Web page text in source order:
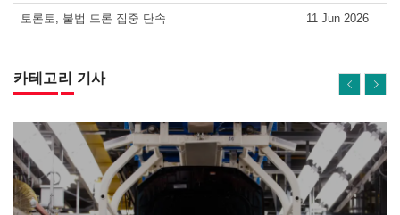
토론토, 불법 드론 집중 단속 11 Jun 2026
카테고리 기사